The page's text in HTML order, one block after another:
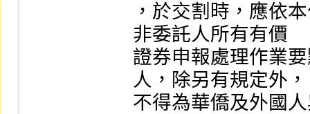
，於交割時，應依
非委託人所有有價
證券申報處理作業
人，除另有規定外，
不得為華僑及外國